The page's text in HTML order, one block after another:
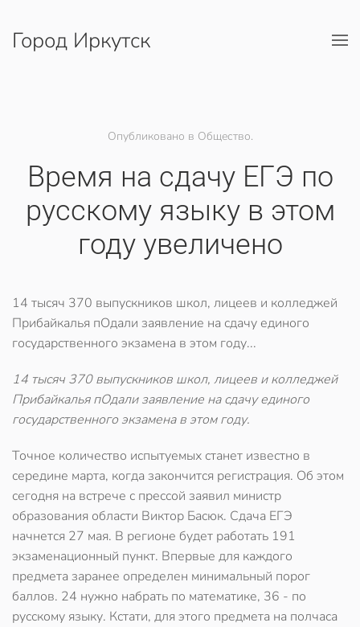
Перейти к содержимому
Город Иркутск
Опубликовано в Общество.
Время на сдачу ЕГЭ по
русскому языку в этом
году увеличено
14 тысяч 370 выпускников школ, лицеев и колледжей
Прибайкалья пОдали заявление на сдачу единого
государственного экзамена в этом году...
14 тысяч 370 выпускников школ, лицеев и колледжей
Прибайкалья пОдали заявление на сдачу единого
государственного экзамена в этом году.
Точное количество испытуемых станет известно в
середине марта, когда закончится регистрация. Об этом
сегодня на встрече с прессой заявил министр
образования области Виктор Басюк. Сдача ЕГЭ
начнется 27 мая. В регионе будет работать 191
экзаменационный пункт. Впервые для каждого
предмета заранее определен минимальный порог
баллов. 24 нужно набрать по математике, 36 - по
русскому языку. Кстати, для этого предмета на полчаса